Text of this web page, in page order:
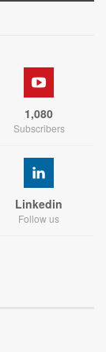
1,080
Subscribers
Linkedin
Follow us